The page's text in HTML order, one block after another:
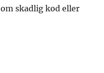
skadlig kod eller